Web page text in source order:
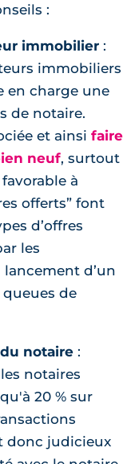
:
immobilier :
immobiliers
en charge une
de notaire.
et ainsi faire
neuf, surtout
à
offerts” font
d’offres
les
d’un
de
notaire :
notaires
20 % sur
donc judicieux